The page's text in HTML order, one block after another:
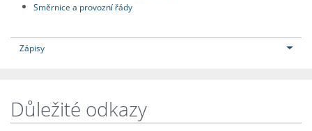
Směrnice a provozní řády
Zápisy
Důležité odkazy